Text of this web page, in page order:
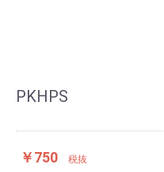
PKHPS
￥750 税抜